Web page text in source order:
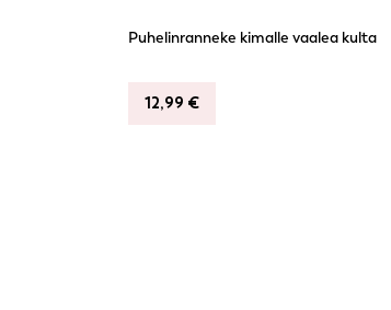
Puhelinranneke kimalle vaalea kulta
12,99 €